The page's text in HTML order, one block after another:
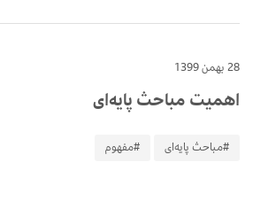
28 بهمن 1399
اهمیت مباحث پایه‌ای
#مباحث پایه‌ای #مفهوم